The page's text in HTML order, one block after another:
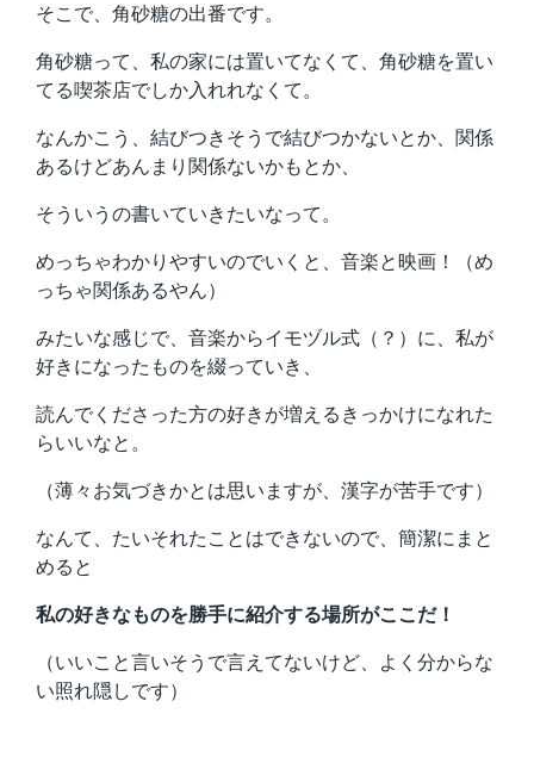
そこで、角砂糖の出番です。
角砂糖って、私の家には置いてなくて、角砂糖を置い
てる喫茶店でしか入れれなくて。
なんかこう、結びつきそうで結びつかないとか、関係
あるけどあんまり関係ないかもとか、
そういうの書いていきたいなって。
めっちゃわかりやすいのでいくと、音楽と映画！（め
っちゃ関係あるやん）
みたいな感じで、音楽からイモヅル式（？）に、私が
好きになったものを綴っていき、
読んでくださった方の好きが増えるきっかけになれた
らいいなと。
（薄々お気づきかとは思いますが、漢字が苦手です）
なんて、たいそれたことはできないので、簡潔にまと
めると
私の好きなものを勝手に紹介する場所がここだ！
（いいこと言いそうで言えてないけど、よく分からな
い照れ隠しです）